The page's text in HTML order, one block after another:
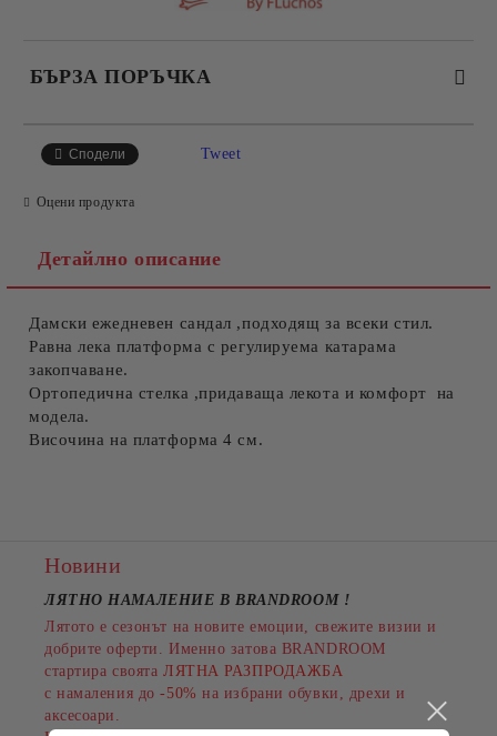
БЪРЗА ПОРЪЧКА
Съгласен съм с Политиката за лични данни
Ние ще се свържем с вас в рамките на работния ден.
Сподели Tweet
Оцени продукта
Детайлно описание
Дамски ежедневен сандал ,подходящ за всеки стил.
Равна лека платформа с регулируема катарама
закопчаване.
Ортопедична стелка ,придаваща лекота и комфорт на
модела.
Височина на платформа 4 см.
Новини
ЛЯТНО НАМАЛЕНИЕ В BRANDROOM !
Лятото е сезонът на новите емоции, свежите визии и
добрите оферти. Именно затова BRANDROOM
стартира своята ЛЯТНА РАЗПРОДАЖБА
с намаления до -50% на избрани обувки, дрехи и
аксесоари.